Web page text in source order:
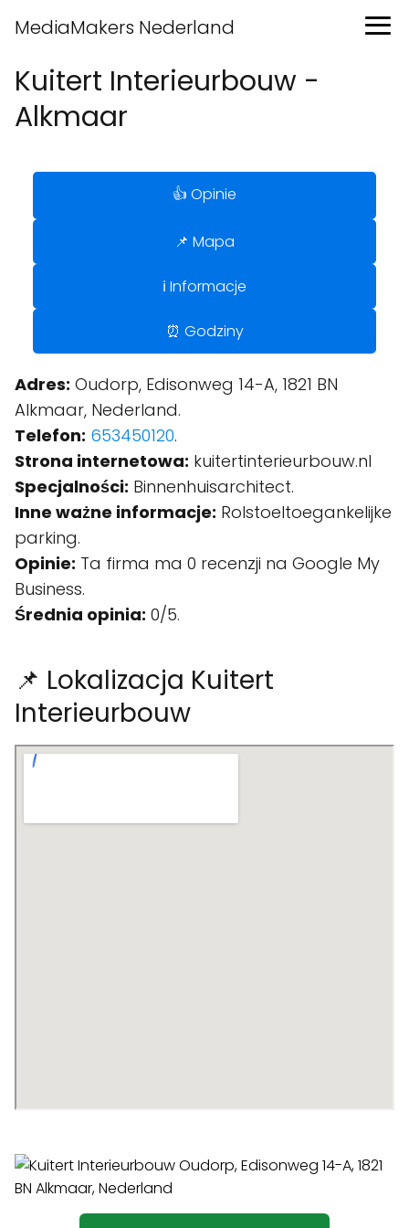
MediaMakers Nederland
Kuitert Interieurbouw -
Alkmaar
👍 Opinie
📌 Mapa
ℹ️ Informacje
⏰ Godziny
Adres: Oudorp, Edisonweg 14-A, 1821 BN
Alkmaar, Nederland.
Telefon: 653450120.
Strona internetowa: kuitertinterieurbouw.nl
Specjalności: Binnenhuisarchitect.
Inne ważne informacje: Rolstoeltoegankelijke
parking.
Opinie: Ta firma ma 0 recenzji na Google My
Business.
Średnia opinia: 0/5.
📌 Lokalizacja Kuitert
Interieurbouw